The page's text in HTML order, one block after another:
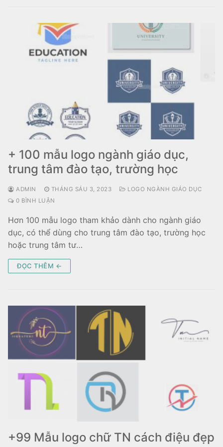
+ 100 mẫu logo ngành giáo dục,
trung tâm đào tạo, trường học
ADMIN THÁNG SÁU 3, 2023
LOGO NGÀNH GIÁO DỤC
0 BÌNH LUẬN
Hơn 100 mẫu logo tham khảo dành cho ngành giáo
dục, có thể dùng cho trung tâm đào tạo, trường học
hoặc trung tâm tư…
ĐỌC THÊM ←
+99 Mẫu logo chữ TN cách điệu đẹp